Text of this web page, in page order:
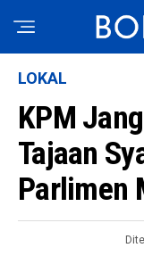
LOKAL
KPM
Tajaan
Parlimen